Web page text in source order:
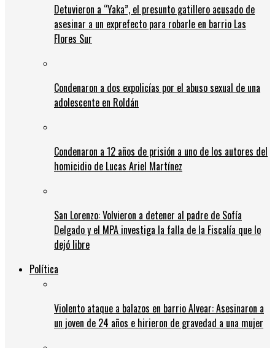
Detuvieron a “Yaka”, el presunto gatillero acusado de
asesinar a un exprefecto para robarle en barrio Las
Flores Sur
Condenaron a dos expolicías por el abuso sexual de una
adolescente en Roldán
Condenaron a 12 años de prisión a uno de los autores del
homicidio de Lucas Ariel Martínez
San Lorenzo: Volvieron a detener al padre de Sofía
Delgado y el MPA investiga la falla de la Fiscalía que lo
dejó libre
Política
Violento ataque a balazos en barrio Alvear: Asesinaron a
un joven de 24 años e hirieron de gravedad a una mujer